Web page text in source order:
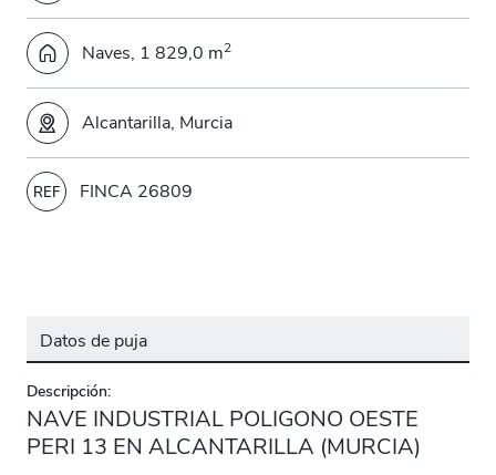
Naves, 1 829,0 m2
Alcantarilla, Murcia
REF FINCA 26809
Datos de puja
Descripción:
NAVE INDUSTRIAL POLIGONO OESTE
PERI 13 EN ALCANTARILLA (MURCIA)